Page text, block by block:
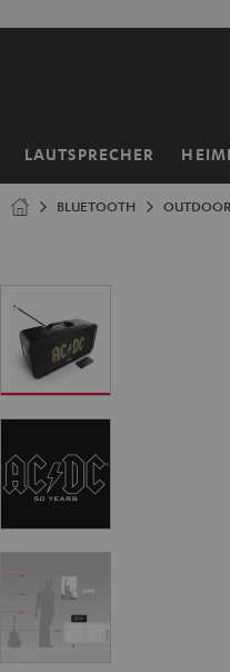
LAUTSPRECHER
Startseite
BLUETOOTH OUTDOOR